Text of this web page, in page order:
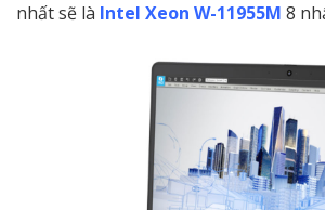
nhất sẽ là Intel Xeon W-11955M 8